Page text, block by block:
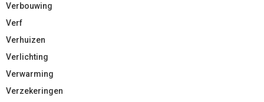
Verbouwing
Verf
Verhuizen
Verlichting
Verwarming
Verzekeringen